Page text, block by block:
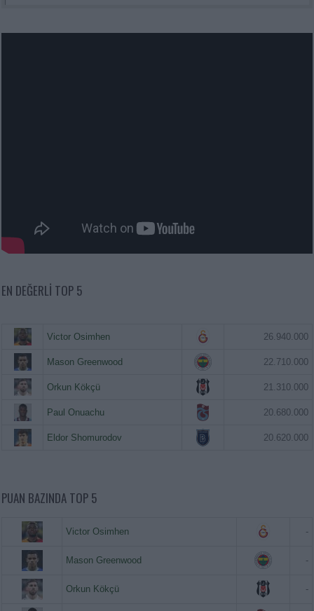
EN DEĞERLI TOP 5
Victor Osimhen 26.940.000
Mason Greenwood 22.710.000
Orkun Kökçü 21.310.000
Paul Onuachu 20.680.000
Eldor Shomurodov 20.620.000
PUAN BAZINDA TOP 5
Victor Osimhen -
Mason Greenwood -
Orkun Kökçü -